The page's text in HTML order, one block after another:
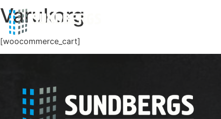
Varukorg
[woocommerce_cart]